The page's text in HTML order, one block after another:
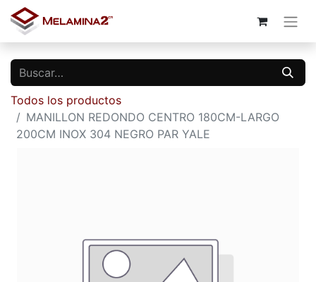
Todos los productos
MANILLON REDONDO CENTRO 180CM-LARGO
200CM INOX 304 NEGRO PAR YALE